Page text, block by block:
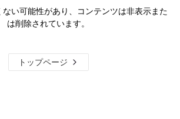
ない可能性があり、コンテンツは非表示また
は削除されています。
トップページ